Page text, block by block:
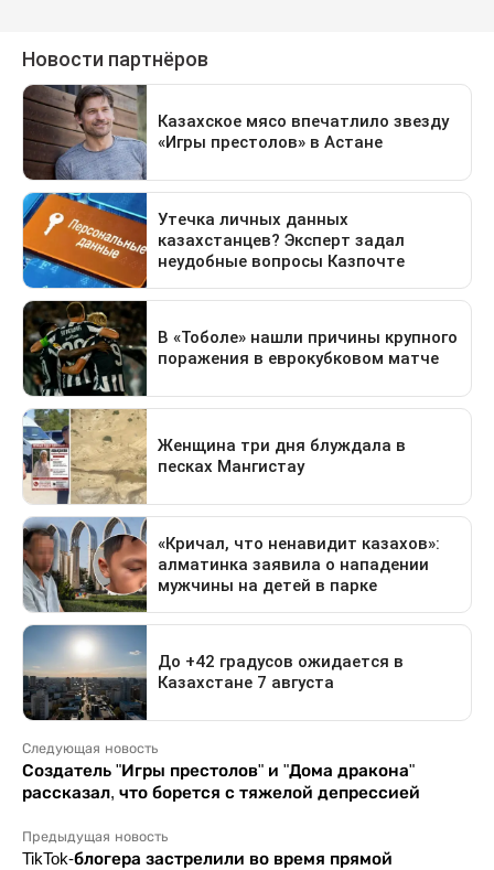
Следующая новость
Создатель "Игры престолов" и "Дома дракона"
рассказал, что борется с тяжелой депрессией
Предыдущая новость
TikTok-блогера застрелили во время прямой